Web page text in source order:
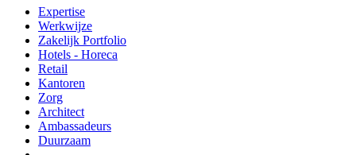
Expertise
Werkwijze
Zakelijk Portfolio
Hotels - Horeca
Retail
Kantoren
Zorg
Architect
Ambassadeurs
Duurzaam